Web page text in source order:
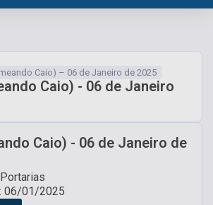
Caio) – 06 de Janeiro de 2025
Caio) - 06 de Janeiro
Caio) - 06 de Janeiro de
06/01/2025